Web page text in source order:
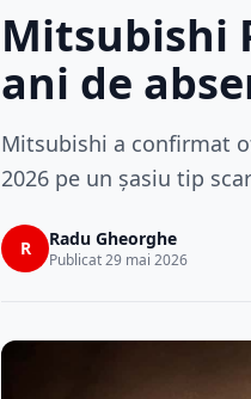
Mitsubishi
ani de
Mitsubishi a confirmat
2026 pe un șasiu tip
R Radu Gheorghe
Publicat 29 mai 2026